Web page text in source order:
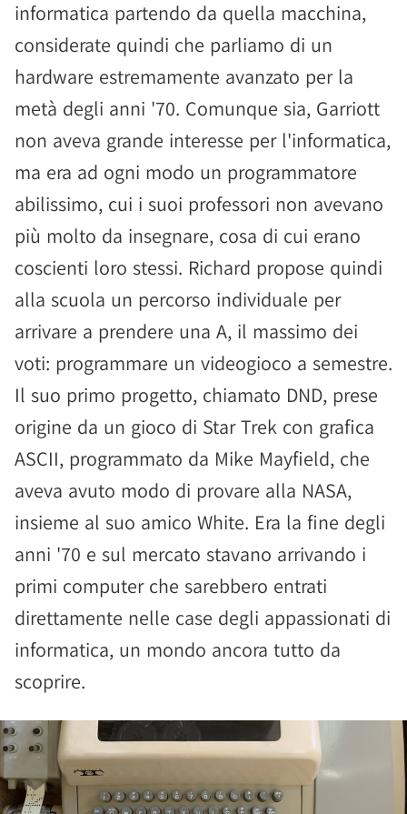
informatica partendo da quella macchina,
considerate quindi che parliamo di un
hardware estremamente avanzato per la
metà degli anni '70. Comunque sia, Garriott
non aveva grande interesse per l'informatica,
ma era ad ogni modo un programmatore
abilissimo, cui i suoi professori non avevano
più molto da insegnare, cosa di cui erano
coscienti loro stessi. Richard propose quindi
alla scuola un percorso individuale per
arrivare a prendere una A, il massimo dei
voti: programmare un videogioco a semestre.
Il suo primo progetto, chiamato DND, prese
origine da un gioco di Star Trek con grafica
ASCII, programmato da Mike Mayfield, che
aveva avuto modo di provare alla NASA,
insieme al suo amico White. Era la fine degli
anni '70 e sul mercato stavano arrivando i
primi computer che sarebbero entrati
direttamente nelle case degli appassionati di
informatica, un mondo ancora tutto da
scoprire.